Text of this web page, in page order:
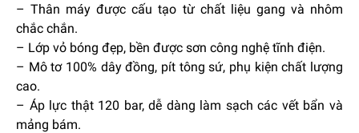
– Thân máy được cấu tạo từ chất liệu gang và nhôm
chắc chắn.
– Lớp vỏ bóng đẹp, bền được sơn công nghệ tĩnh điện.
– Mô tơ 100% dây đồng, pít tông sứ, phụ kiện chất lượng
cao.
– Áp lực thật 120 bar, dễ dàng làm sạch các vết bẩn và
mảng bám.